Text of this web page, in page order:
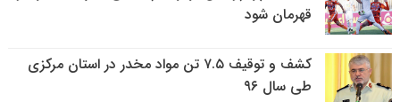
قهرمان شود
کشف و توقیف ۷.۵ تن مواد مخدر در استان مرکزی
طی سال ۹۶